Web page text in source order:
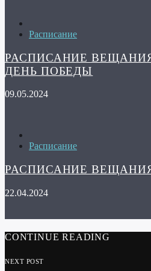
Расписание
РАСПИСАНИЕ ВЕЩАНИЯ
ДЕНЬ ПОБЕДЫ
09.05.2024
Расписание
РАСПИСАНИЕ ВЕЩАНИЯ
22.04.2024
CONTINUE READING
NEXT POST